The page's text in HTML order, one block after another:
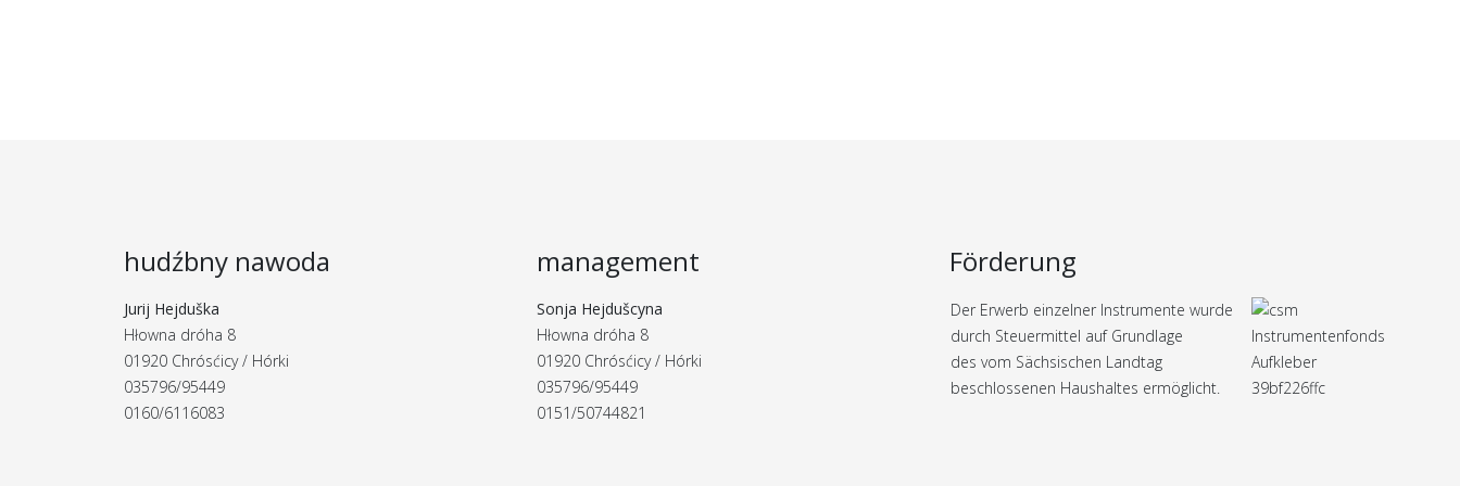
hudźbny nawoda
Jurij Hejduška
Hłowna dróha 8
01920 Chrósćicy / Hórki
035796/95449
0160/6116083
management
Sonja Hejdušcyna
Hłowna dróha 8
01920 Chrósćicy / Hórki
035796/95449
0151/50744821
Förderung
Der Erwerb einzelner Instrumente wurde
durch Steuermittel auf Grundlage
des vom Sächsischen Landtag
beschlossenen Haushaltes ermöglicht.